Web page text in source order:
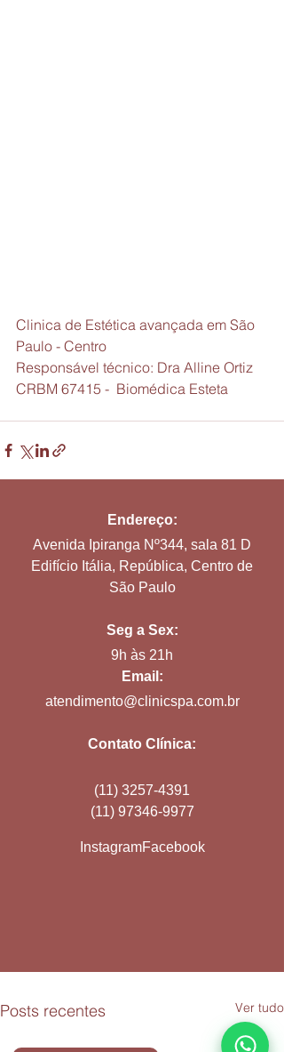
Clinica de Estética avançada em São
Paulo - Centro
Responsável técnico: Dra Alline Ortiz
CRBM 67415 -  Biomédica Esteta
Endereço:
Avenida Ipiranga Nº344, sala 81 D
Edifício Itália, República, Centro de
São Paulo
Seg a Sex:
9h às 21h
Email:
atendimento@clinicspa.com.br
Contato Clínica:
(11) 3257-4391
(11) 97346-9977
InstagramFacebook
Posts recentes Ver tudo